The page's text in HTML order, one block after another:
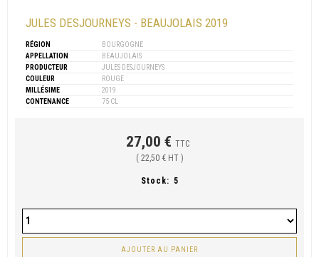
JULES DESJOURNEYS - BEAUJOLAIS 2019
RÉGION
BOURGOGNE
APPELLATION
BEAUJOLAIS
PRODUCTEUR
JULES DESJOURNEYS
COULEUR
ROUGE
MILLÉSIME
2019
CONTENANCE
75 CL
27,00 € TTC
( 22,50 € HT )
Stock: 5
AJOUTER AU PANIER